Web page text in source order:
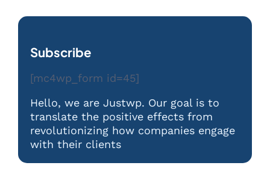
Subscribe
[mc4wp_form id=45]
Hello, we are Justwp. Our goal is to
translate the positive effects from
revolutionizing how companies engage
with their clients